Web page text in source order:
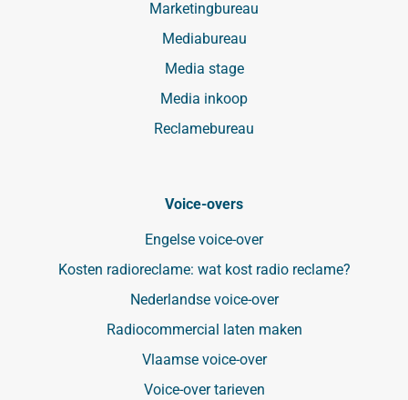
Marketingbureau
Mediabureau
Media stage
Media inkoop
Reclamebureau
Voice-overs
Engelse voice-over
Kosten radioreclame: wat kost radio reclame?
Nederlandse voice-over
Radiocommercial laten maken
Vlaamse voice-over
Voice-over tarieven